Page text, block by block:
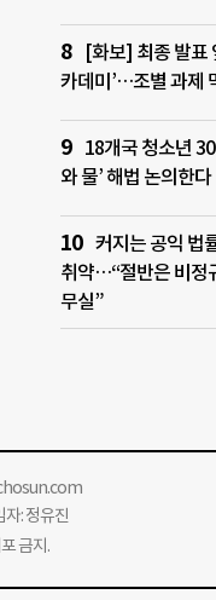
[화보] 최종 발표
카데미’…조별 과제
18개국 청소년
와 물’ 해법 논의한다
커지는 공익 법
취약…“절반은 비정
무실”
: 정유진
금지.